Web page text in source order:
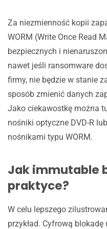
Za niezmienność kopii
WORM (Write Once Read
bezpiecznych i
nawet jeśli ransomware
firmy, nie będzie w stanie
sposób zmienić danych
Jako ciekawostkę można
nośniki optyczne DVD-R
nośnikami typu WORM.
Jak immutable
praktyce?
W celu lepszego
przykład. Cyfrową